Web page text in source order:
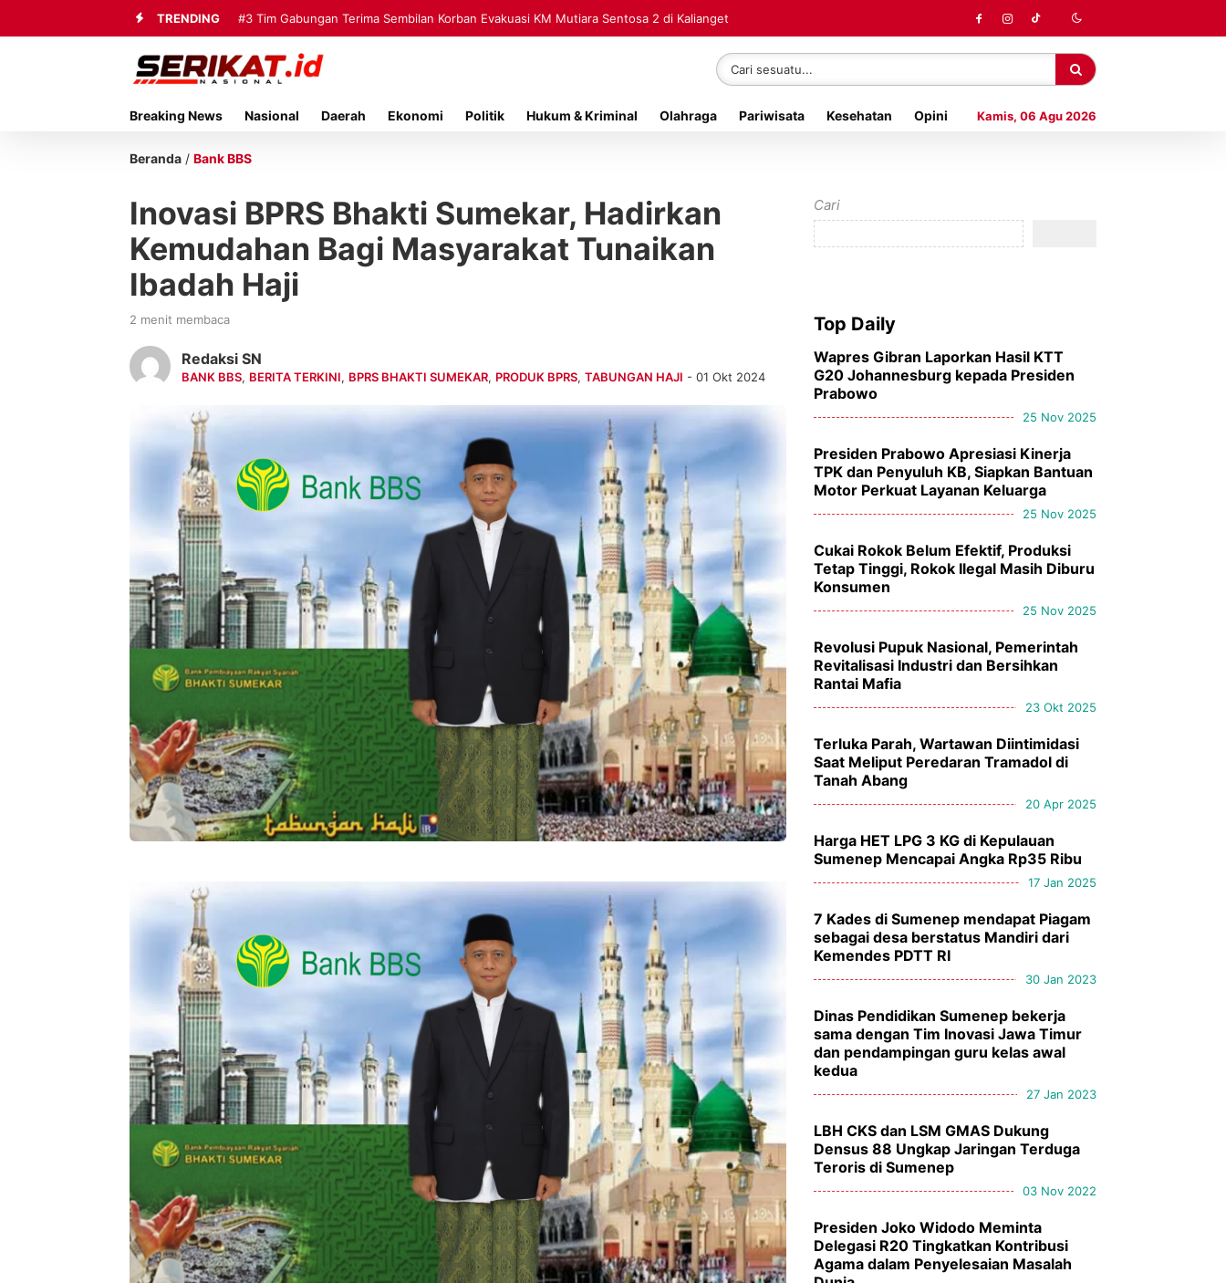
TRENDING #3 Tim Gabungan Terima Sembilan Korban Evakuasi KM Mutiara Sentosa 2 di Kalianget
Breaking News Nasional Daerah Ekonomi Politik Hukum & Kriminal Olahraga Pariwisata Kesehatan Opini Kamis, 06 Agu 2026
Beranda / Bank BBS
Inovasi BPRS Bhakti Sumekar, Hadirkan
Kemudahan Bagi Masyarakat Tunaikan
Ibadah Haji
2 menit membaca
Redaksi SN
BANK BBS, BERITA TERKINI, BPRS BHAKTI SUMEKAR, PRODUK BPRS, TABUNGAN HAJI - 01 Okt 2024
Cari
Top Daily
Wapres Gibran Laporkan Hasil KTT
G20 Johannesburg kepada Presiden
Prabowo
25 Nov 2025
Presiden Prabowo Apresiasi Kinerja
TPK dan Penyuluh KB, Siapkan Bantuan
Motor Perkuat Layanan Keluarga
25 Nov 2025
Cukai Rokok Belum Efektif, Produksi
Tetap Tinggi, Rokok Ilegal Masih Diburu
Konsumen
25 Nov 2025
Revolusi Pupuk Nasional, Pemerintah
Revitalisasi Industri dan Bersihkan
Rantai Mafia
23 Okt 2025
Terluka Parah, Wartawan Diintimidasi
Saat Meliput Peredaran Tramadol di
Tanah Abang
20 Apr 2025
Harga HET LPG 3 KG di Kepulauan
Sumenep Mencapai Angka Rp35 Ribu
17 Jan 2025
7 Kades di Sumenep mendapat Piagam
sebagai desa berstatus Mandiri dari
Kemendes PDTT RI
30 Jan 2023
Dinas Pendidikan Sumenep bekerja
sama dengan Tim Inovasi Jawa Timur
dan pendampingan guru kelas awal
kedua
27 Jan 2023
LBH CKS dan LSM GMAS Dukung
Densus 88 Ungkap Jaringan Terduga
Teroris di Sumenep
03 Nov 2022
Presiden Joko Widodo Meminta
Delegasi R20 Tingkatkan Kontribusi
Agama dalam Penyelesaian Masalah